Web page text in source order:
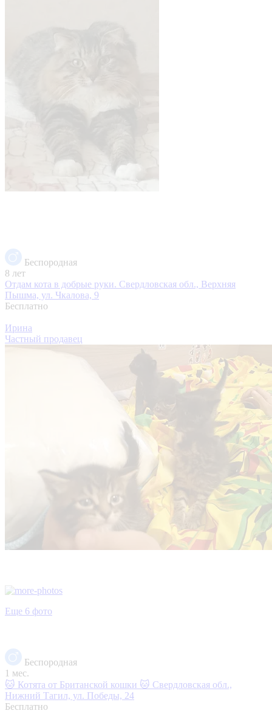
Беспородная
8 лет
Отдам кота в добрые руки. Свердловская обл., Верхняя
Пышма, ул. Чкалова, 9
Бесплатно
Ирина
Частный продавец
Еще 6 фото
Беспородная
1 мес.
🐱 Котята от Британской кошки 🐱 Свердловская обл.,
Нижний Тагил, ул. Победы, 24
Бесплатно